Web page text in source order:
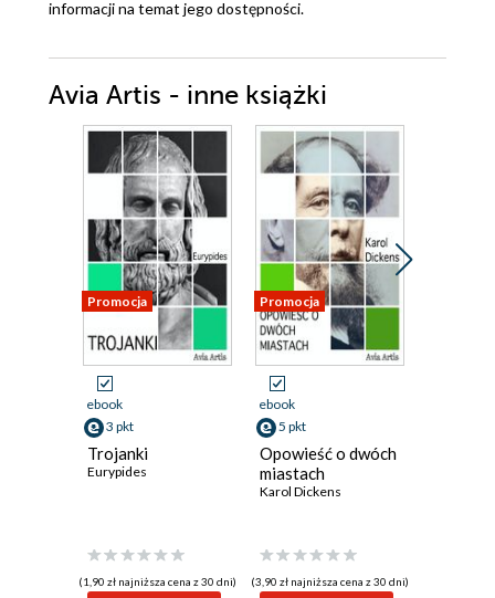
informacji na temat jego dostępności.
Avia Artis - inne książki
Promocja
ebook
3 pkt
Trojanki
Eurypides
(1,90 zł najniższa cena z 30 dni)
Promocja
ebook
5 pkt
Opowieść o dwóch
miastach
Karol Dickens
(3,90 zł najniższa cena z 30 dni)